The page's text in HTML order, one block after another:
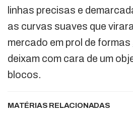
linhas precisas e
as curvas suaves que
mercado em prol de
deixam com cara de um
blocos.
MATÉRIAS RELACIONADAS